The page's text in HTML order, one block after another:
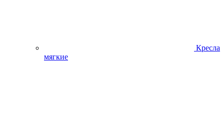
Кресла
мягкие